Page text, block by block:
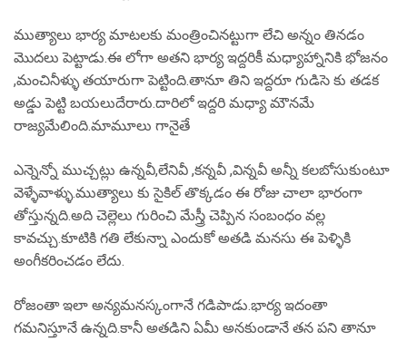
ముత్యాలు భార్య మాటలకు మంత్రించినట్టుగా లేచి అన్నం తినడం
మొదలు పెట్టాడు.ఈ లోగా అతని భార్య ఇద్దరికీ మధ్యాహ్నానికి భోజనం
,మంచినీళ్ళు తయారుగా పెట్టింది.తానూ తిని ఇద్దరూ గుడిసె కు తడక
అడ్డు పెట్టి బయలుదేరారు.దారిలో ఇద్దరి మధ్యా మౌనమే
రాజ్యమేలింది.మామూలు గానైతే
ఎన్నెన్నో ముచ్చట్లు ఉన్నవీ,లేనివీ ,కన్నవీ ,విన్నవీ అన్నీ కలబోసుకుంటూ
వెళ్ళేవాళ్ళు.ముత్యాలు కు సైకిల్ తొక్కడం ఈ రోజు చాలా భారంగా
తోస్తున్నది.అది చెల్లెలు గురించి మేస్త్రీ చెప్పిన సంబంధం వల్ల
కావచ్చు.కూటికి గతి లేకున్నా ఎందుకో అతడి మనసు ఈ పెళ్ళికి
అంగీకరించడం లేదు.
రోజంతా ఇలా అన్యమనస్కంగానే గడిపాడు.భార్య ఇదంతా
గమనిస్తూనే ఉన్నది.కానీ అతడిని ఏమీ అనకుండానే తన పని తానూ